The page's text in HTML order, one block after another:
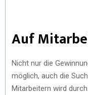
Auf
Nicht nur die
möglich, auch die
Mitarbeitern wird